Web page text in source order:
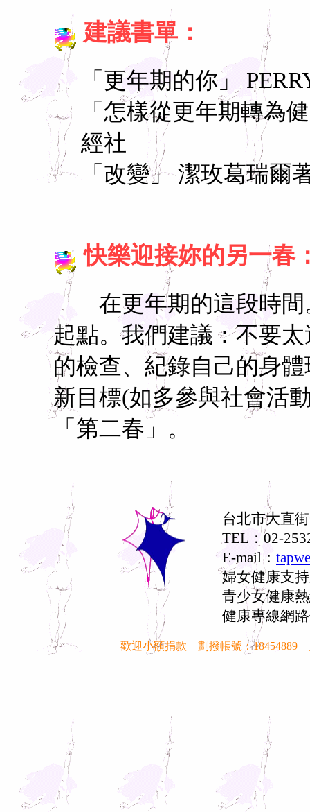
建議書單：
「更年期的你」
「怎樣從更年期轉為
經社
「改變」 潔玫葛瑞爾
快樂迎接妳的另一春
在更年期的這段時間
起點。我們建議：不要
的檢查、紀錄自己的身
新目標(如多參與社會活
「第二春」。
台北市大直
TEL：02-
E-mail：
婦女健康支
青少女健康
健康專線網
歡迎小額捐款 劃撥帳號：18454889